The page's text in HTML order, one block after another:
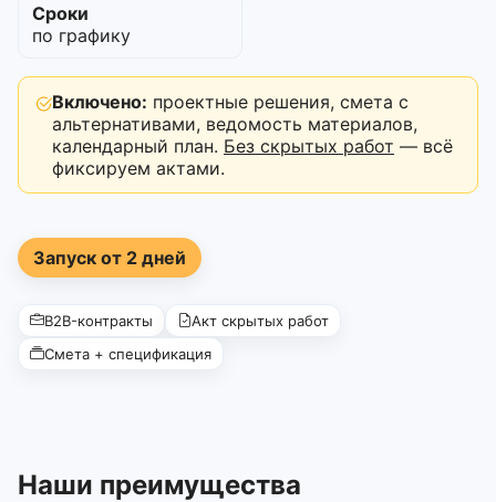
Сроки
по графику
Включено: проектные решения, смета с
альтернативами, ведомость материалов,
календарный план. Без скрытых работ — всё
фиксируем актами.
Запуск от 2 дней
B2B-контракты
Акт скрытых работ
Смета + спецификация
Наши преимущества